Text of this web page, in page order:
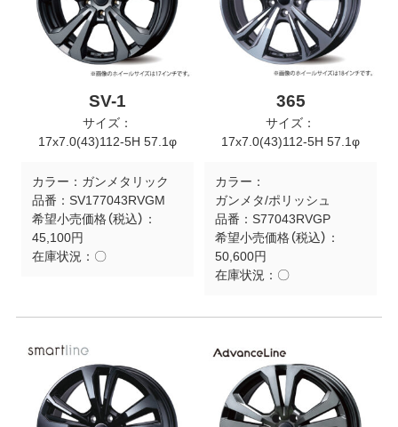
SV-1
サイズ：
17x7.0(43)112-5H 57.1φ
カラー： ガンメタリック
品番： SV177043RVGM
希望小売価格（税込）：
45,100円
在庫状況： 〇
365
サイズ：
17x7.0(43)112-5H 57.1φ
カラー：
ガンメタ/ポリッシュ
品番： S77043RVGP
希望小売価格（税込）：
50,600円
在庫状況： 〇